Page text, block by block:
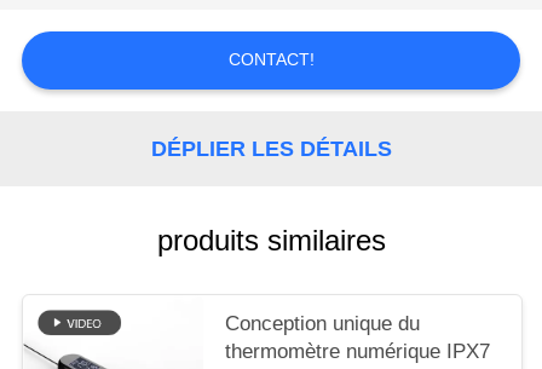
DEMANDEZ
PRIVACY
CONTACT!
DÉPLIER LES DÉTAILS
produits similaires
Conception unique du
thermomètre numérique IPX7